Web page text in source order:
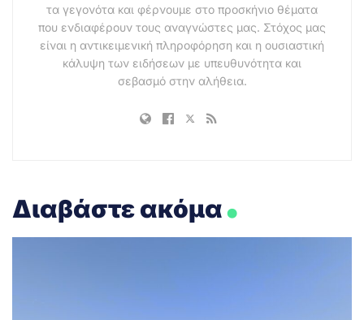
τα γεγονότα και φέρνουμε στο προσκήνιο θέματα
που ενδιαφέρουν τους αναγνώστες μας. Στόχος μας
είναι η αντικειμενική πληροφόρηση και η ουσιαστική
κάλυψη των ειδήσεων με υπευθυνότητα και
σεβασμό στην αλήθεια.
Διαβάστε ακόμα.